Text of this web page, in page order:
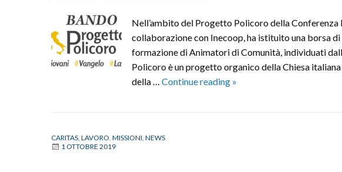
Ristoro
Nell’ambito del Progetto Policoro della
collaborazione con Inecoop, ha istituito una borsa
formazione di Animatori di Comunità, individuati
Policoro è un progetto organico della Chiesa
della …Continue reading Bando
»
CARITAS LAVORO MISSIONI NEWS
1 OTTOBRE 2019